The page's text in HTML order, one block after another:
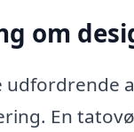
om
udfordrende
En